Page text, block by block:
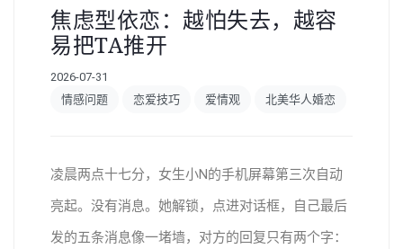
焦虑型依恋：越怕失去，越容
易把TA推开
2026-07-31
情感问题
恋爱技巧 爱情观 北美华人婚恋
凌晨两点十七分，女生小N的手机屏幕第三次自动
亮起。没有消息。她解锁，点进对话框，自己最后
发的五条消息像一堵墙，对方的回复只有两个字：